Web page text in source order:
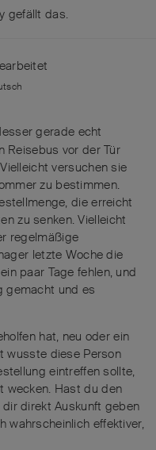
gefällt das.
gerade echt
Reisebus vor der Tür
versuchen sie
zu bestimmen.
die erreicht
zu senken. Vielleicht
regelmäßige
letzte Woche die
paar Tage fehlen, und
gemacht und es
hat, neu oder ein
wusste diese Person
eintreffen sollte,
wecken. Hast du den
direkt Auskunft geben
wahrscheinlich effektiver,